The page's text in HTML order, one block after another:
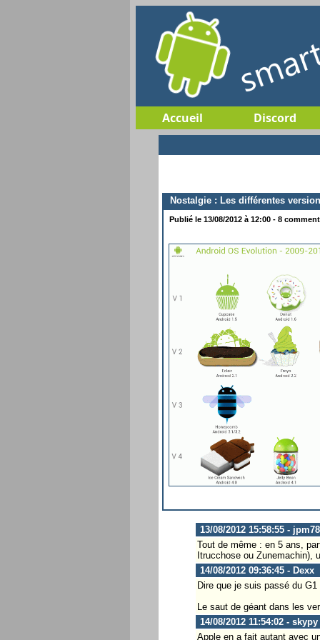
Accueil Discord
Nostalgie : Les différentes
Publié le 13/08/2012 à 12:00 - 8
13/08/2012 15:58:55 - jpm78
Tout de même : en 5 ans,
Itrucchose ou Zunemachin),
14/08/2012 09:36:45 - Dexx
Dire que je suis passé du
Le saut de géant dans les
14/08/2012 11:54:02 - skypy
Apple en a fait autant avec